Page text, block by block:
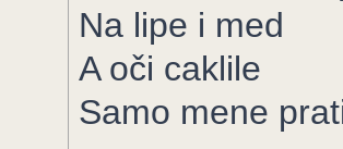
Na lipe i med
A oči caklile
Samo mene